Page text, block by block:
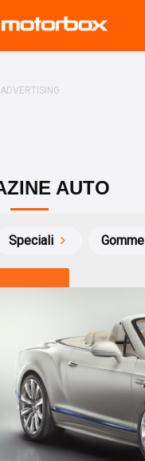
AUTO
Speciali Gomme